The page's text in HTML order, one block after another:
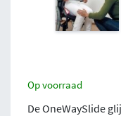
Op voorraad
De OneWaySlide